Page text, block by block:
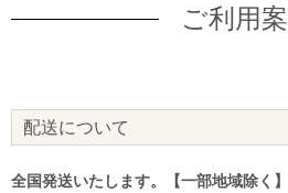
ご利用
配送について
全国発送いたします。【一部地域除く】